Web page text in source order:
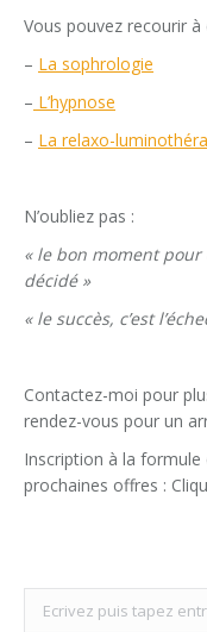
Vous pouvez recourir
– La sophrologie
– L’hypnose
– La relaxo-
N’oubliez pas :
« le bon moment pour
décidé »
« le succès, c’est
Contactez-moi pour
rendez-vous pour un
Inscription à la
prochaines offres :